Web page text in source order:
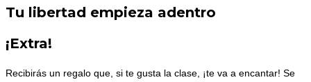
Tu libertad empieza adentro
¡Extra!
Recibirás un regalo que, si te gusta la clase, ¡te va a encantar! Se